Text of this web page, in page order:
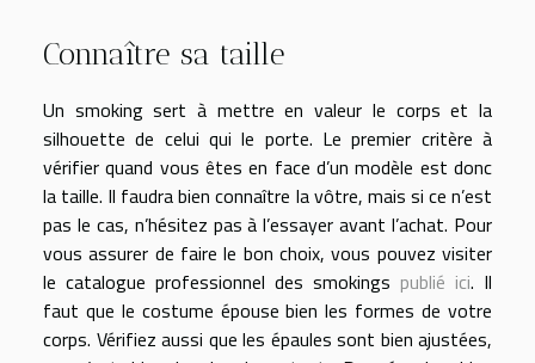
Connaître sa taille
Un smoking sert à mettre en valeur le corps et la
silhouette de celui qui le porte. Le premier critère à
vérifier quand vous êtes en face d’un modèle est donc
la taille. Il faudra bien connaître la vôtre, mais si ce n’est
pas le cas, n’hésitez pas à l’essayer avant l’achat. Pour
vous assurer de faire le bon choix, vous pouvez visiter
le catalogue professionnel des smokings publié ici. Il
faut que le costume épouse bien les formes de votre
corps. Vérifiez aussi que les épaules sont bien ajustées,